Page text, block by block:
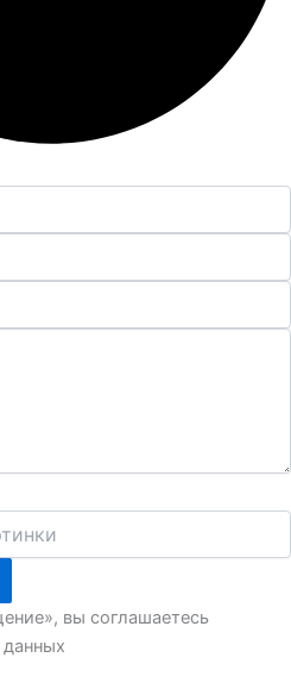
вы соглашаетесь